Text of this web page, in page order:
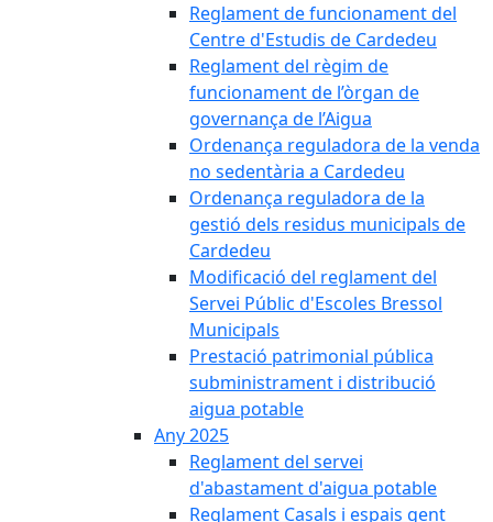
Reglament de funcionament del
Centre d'Estudis de Cardedeu
Reglament del règim de
funcionament de l’òrgan de
governança de l’Aigua
Ordenança reguladora de la venda
no sedentària a Cardedeu
Ordenança reguladora de la
gestió dels residus municipals de
Cardedeu
Modificació del reglament del
Servei Públic d'Escoles Bressol
Municipals
Prestació patrimonial pública
subministrament i distribució
aigua potable
Any 2025
Reglament del servei
d'abastament d'aigua potable
Reglament Casals i espais gent